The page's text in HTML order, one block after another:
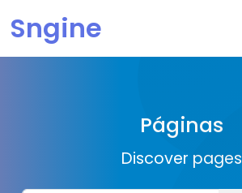
Sngine
Páginas
Discover pages